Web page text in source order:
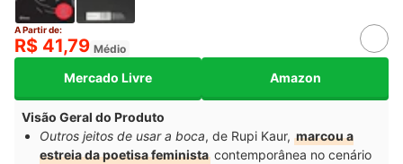
A Partir de:
R$ 41,79 Médio
Mercado Livre Amazon
Visão Geral do Produto
Outros jeitos de usar a boca, de Rupi Kaur, marcou a
estreia da poetisa feminista contemporânea no cenário